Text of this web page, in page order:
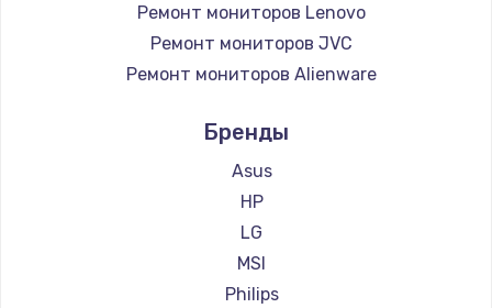
Ремонт мониторов Lenovo
Ремонт мониторов JVC
Ремонт мониторов Alienware
Ремонт мониторов Thunderobot
Ремонт мониторов Hisense
Ремонт мониторов АОС
Ремонт мониторов Ardor
Ремонт мониторов Machenike
Ремонт мониторов iru
Бренды
Asus
HP
LG
MSI
Philips